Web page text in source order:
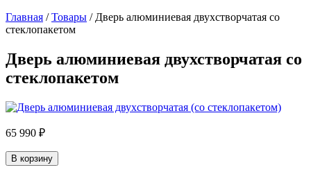
Главная /Товары / Дверь алюминиевая двухстворчатая со
стеклопакетом
Дверь алюминиевая двухстворчатая со
стеклопакетом
65 990 ₽
В корзину